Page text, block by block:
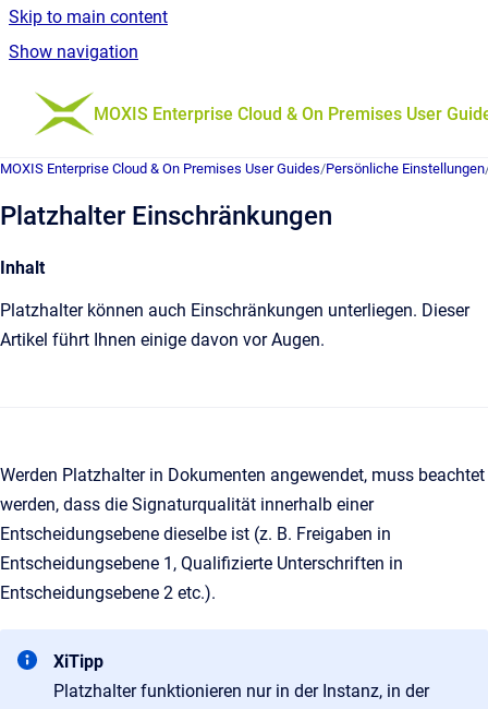
Skip to main content
Show navigation
Go to homepage
MOXIS Enterprise Cloud & On Premises User
MOXIS Enterprise Cloud & On Premises User Guides/Persönliche Einstellungen
Platzhalter Einschränkungen
Inhalt
Platzhalter können auch Einschränkungen unterliegen. Dieser
Artikel führt Ihnen einige davon vor Augen.
Werden Platzhalter in Dokumenten angewendet, muss beachtet
werden, dass die Signaturqualität innerhalb einer
Entscheidungsebene dieselbe ist (z. B. Freigaben in
Entscheidungsebene 1, Qualifizierte Unterschriften in
Entscheidungsebene 2 etc.).
XiTipp
Platzhalter funktionieren nur in der Instanz, in der